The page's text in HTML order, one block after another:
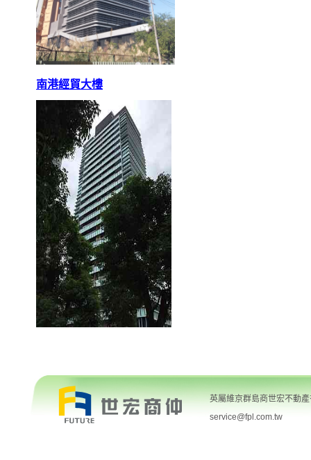
南港經貿大樓
英屬維京群島商世宏不動
service@fpl.com.tw